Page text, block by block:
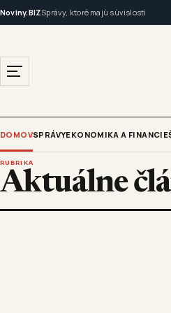
Noviny.BIZSprávy, ktoré majú súvislosti
DOMOVSPRÁVYEKONOMIKA A FINANCIE
RUBRIKA
Aktuálne